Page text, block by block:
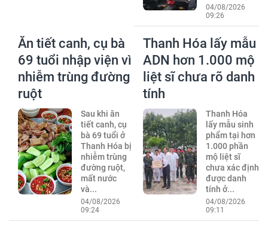
04/08/2026
09:26
Ăn tiết canh, cụ bà
69 tuổi nhập viện vì
nhiễm trùng đường
ruột
Sau khi ăn
tiết canh, cụ
bà 69 tuổi ở
Thanh Hóa bị
nhiễm trùng
đường ruột,
mất nước
và...
04/08/2026
09:24
Thanh Hóa lấy mẫu
ADN hơn 1.000 mộ
liệt sĩ chưa rõ danh
tính
Thanh Hóa
lấy mẫu sinh
phẩm tại hơn
1.000 phần
mộ liệt sĩ
chưa xác định
được danh
tính ở...
04/08/2026
09:11